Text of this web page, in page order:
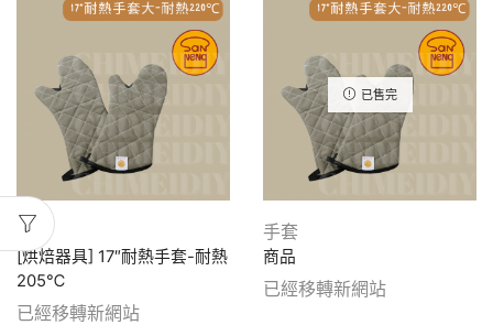
手套
[烘焙器具] 17″耐熱手套-耐熱
205℃
已經移轉新網站
已售完
手套
商品
已經移轉新網站